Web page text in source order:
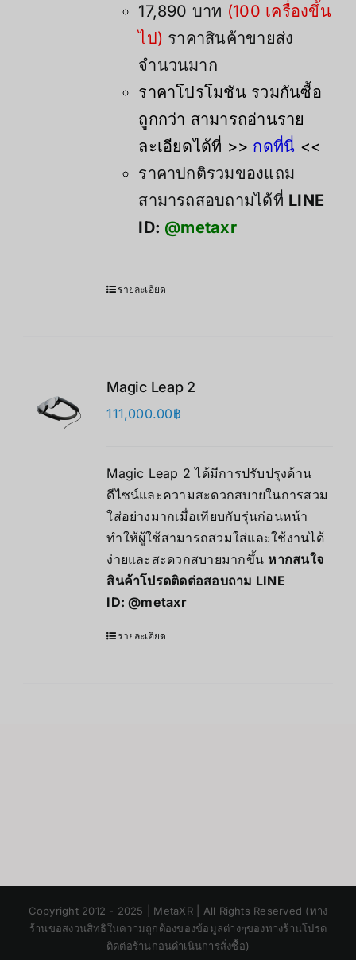
17,890 บาท (100 เครื่องขึ้น
ไป) ราคาสินค้าขายส่ง
จำนวนมาก
ราคาโปรโมชัน รวมกันซื้อ
ถูกกว่า สามารถอ่านราย
ละเอียดได้ที่ >> กดที่นี่ <<
ราคาปกติรวมของแถม
สามารถสอบถามได้ที่ LINE
ID: @metaxr
รายละเอียด
Magic Leap 2
111,000.00฿
Magic Leap 2 ได้มีการปรับปรุงด้าน
ดีไซน์และความสะดวกสบายในการสวม
ใส่อย่างมากเมื่อเทียบกับรุ่นก่อนหน้า
ทำให้ผู้ใช้สามารถสวมใส่และใช้งานได้
ง่ายและสะดวกสบายมากขึ้น หากสนใจ
สินค้าโปรดติดต่อสอบถาม LINE
ID:@metaxr
รายละเอียด
Copyright 2012 - 2025 | MetaXR | All Rights Reserved (ทาง
ร้านขอสงวนสิทธิในความถูกต้องของข้อมูลต่างๆของทางร้านโปรด
ติดต่อร้านก่อนดำเนินการสั่งซื้อ)Chinese